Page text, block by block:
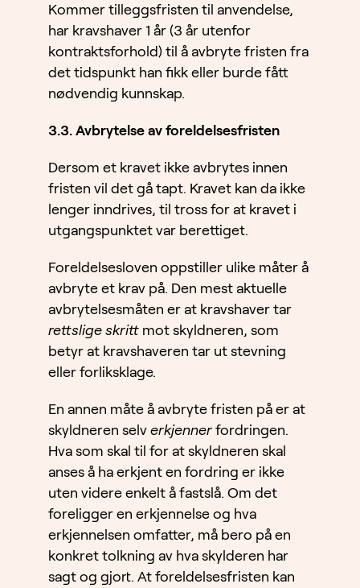
Kommer tilleggsfristen til anvendelse,
har kravshaver 1 år (3 år utenfor
kontraktsforhold) til å avbryte fristen fra
det tidspunkt han fikk eller burde fått
nødvendig kunnskap.
3.3. Avbrytelse av foreldelsesfristen
Dersom et kravet ikke avbrytes innen
fristen vil det gå tapt. Kravet kan da ikke
lenger inndrives, til tross for at kravet i
utgangspunktet var berettiget.
Foreldelsesloven oppstiller ulike måter å
avbryte et krav på. Den mest aktuelle
avbrytelsesmåten er at kravshaver tar
rettslige skritt mot skyldneren, som
betyr at kravshaveren tar ut stevning
eller forliksklage.
En annen måte å avbryte fristen på er at
skyldneren selv erkjenner fordringen.
Hva som skal til for at skyldneren skal
anses å ha erkjent en fordring er ikke
uten videre enkelt å fastslå. Om det
foreligger en erkjennelse og hva
erkjennelsen omfatter, må bero på en
konkret tolkning av hva skylderen har
sagt og gjort. At foreldelsesfristen kan